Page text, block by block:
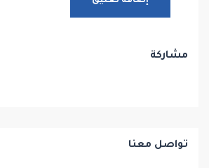
مشاركة
تواصل معنا